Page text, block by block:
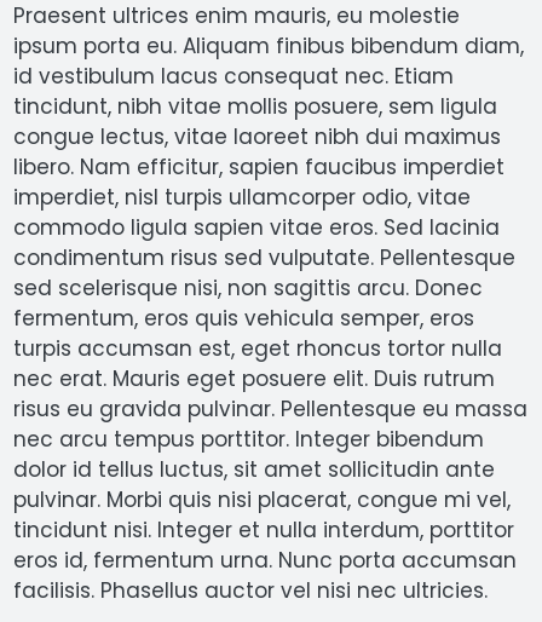
Praesent ultrices enim mauris, eu molestie
ipsum porta eu. Aliquam finibus bibendum diam,
id vestibulum lacus consequat nec. Etiam
tincidunt, nibh vitae mollis posuere, sem ligula
congue lectus, vitae laoreet nibh dui maximus
libero. Nam efficitur, sapien faucibus imperdiet
imperdiet, nisl turpis ullamcorper odio, vitae
commodo ligula sapien vitae eros. Sed lacinia
condimentum risus sed vulputate. Pellentesque
sed scelerisque nisi, non sagittis arcu. Donec
fermentum, eros quis vehicula semper, eros
turpis accumsan est, eget rhoncus tortor nulla
nec erat. Mauris eget posuere elit. Duis rutrum
risus eu gravida pulvinar. Pellentesque eu massa
nec arcu tempus porttitor. Integer bibendum
dolor id tellus luctus, sit amet sollicitudin ante
pulvinar. Morbi quis nisi placerat, congue mi vel,
tincidunt nisi. Integer et nulla interdum, porttitor
eros id, fermentum urna. Nunc porta accumsan
facilisis. Phasellus auctor vel nisi nec ultricies.